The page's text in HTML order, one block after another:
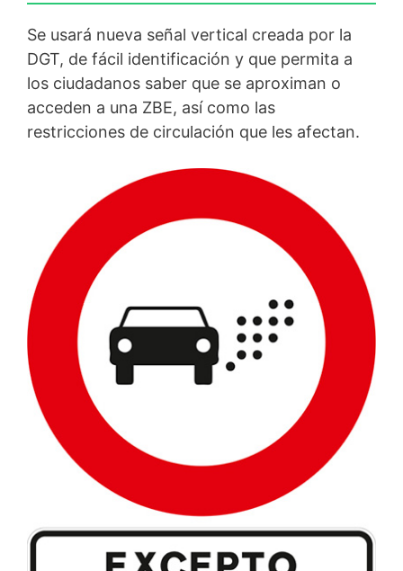
Se usará nueva señal vertical creada por la
DGT, de fácil identificación y que permita a
los ciudadanos saber que se aproximan o
acceden a una ZBE, así como las
restricciones de circulación que les afectan.